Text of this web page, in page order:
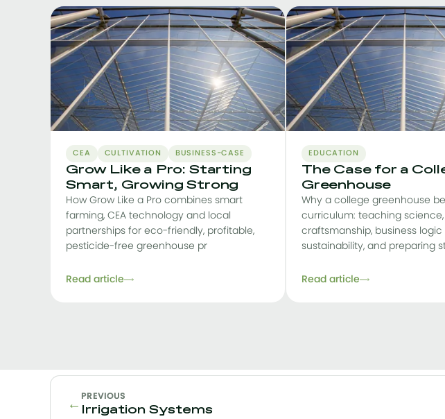
CEA CULTIVATION BUSINESS-CASE
Grow Like a Pro: Starting
Smart, Growing Strong
How Grow Like a Pro combines smart
farming, CEA technology and local
partnerships for eco-friendly, profitable,
pesticide-free greenhouse pr
Read article
EDUCATION
The Case for a
Greenhouse
Why a college greenhouse
curriculum: teaching science,
craftsmanship, business logic
sustainability, and preparing
Read article
←
PREVIOUS
Irrigation Systems